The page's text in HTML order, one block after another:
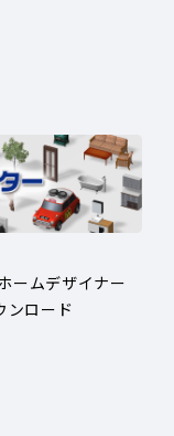
ームデザイナー
ンロード